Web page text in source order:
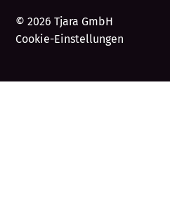
© 2026 Tjara GmbH
Cookie-Einstellungen